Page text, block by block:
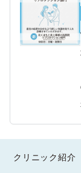
クリニック紹介